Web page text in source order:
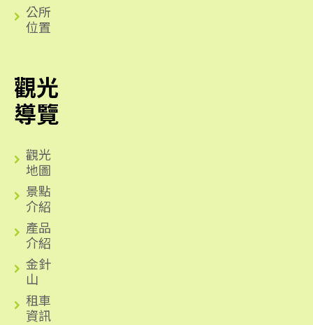
公所
位置
觀光
導覽
觀光
地圖
景點
介紹
產品
介紹
金針
山
租車
資訊